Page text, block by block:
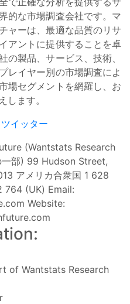
的な市場調査会社です。マ
ャーは、最適な品質のリサ
アントに提供することを卓
の製品、サービス、技術、
レイヤー別の市場調査によ
場セグメントを網羅し、お
します。
ツイッター
(Wantstats Research
部) 99 Hudson Street,
アメリカ合衆国 1 628
(UK) Email:
Website:
of Wantstats Research